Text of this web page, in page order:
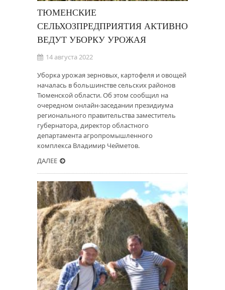
ТЮМЕНСКИЕ
СЕЛЬХОЗПРЕДПРИЯТИЯ АКТИВНО
ВЕДУТ УБОРКУ УРОЖАЯ
14 августа 2022
Уборка урожая зерновых, картофеля и овощей
началась в большинстве сельских районов
Тюменской области. Об этом сообщил на
очередном онлайн-заседании президиума
регионального правительства заместитель
губернатора, директор областного
департамента агропромышленного
комплекса Владимир Чейметов.
ДАЛЕЕ